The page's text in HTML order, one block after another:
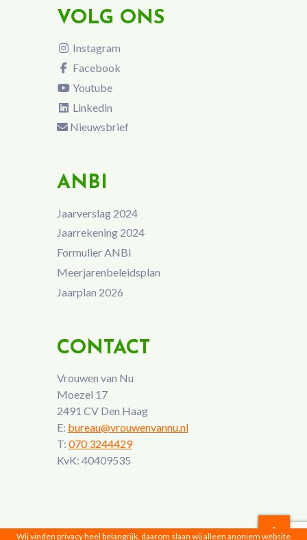
VOLG ONS
Instagram
Facebook
Youtube
Linkedin
Nieuwsbrief
ANBI
Jaarverslag 2024
Jaarrekening 2024
Formulier ANBI
Meerjarenbeleidsplan
Jaarplan 2026
CONTACT
Vrouwen van Nu
Moezel 17
2491 CV Den Haag
E: bureau@vrouwenvannu.nl
T: 070 3244429
KvK: 40409535
Wij vinden privacy heel belangrijk, daarom slaan wij alleen anoniem website